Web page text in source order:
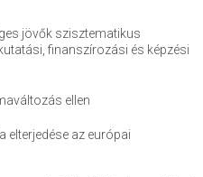
jövők szisztematikus
finanszírozási és képzési
ellen
elterjedése az európai